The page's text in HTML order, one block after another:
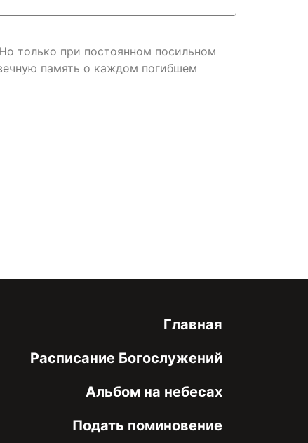
только при постоянном посильном
память о каждом погибшем
Главная
Расписание Богослужений
Альбом на небесах
Подать поминовение